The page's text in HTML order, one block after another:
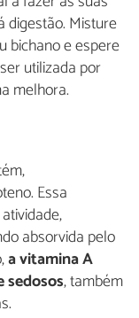
digestão. Misture
bichano e espere
utilizada por
melhora.
Essa
absorvida pelo
a vitamina A
sedosos, também